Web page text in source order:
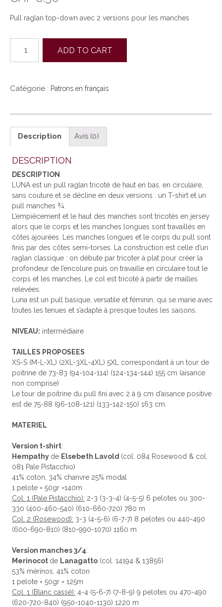
Pull raglan top-down avec 2 versions pour les manches
LUNA
ADD TO CART
Catégorie : Patrons en français
Description Avis (0)
DESCRIPTION
DESCRIPTION
LUNA est un pull raglan tricoté de haut en bas, en circulaire,
sans couture et se décline en deux versions : un T-shirt et un
pull manches ¾.
L’empiècement et le haut des manches sont tricotés en jersey
alors que le corps et les manches longues sont travaillés en
côtes ajourées. Les manches longues et le corps du pull sont
finis par des côtes semi-torses. La construction est celle d’un
raglan classique : on débute par tricoter à plat pour créer la
profondeur de l’encolure puis on travaille en circulaire tout le
corps et les manches. Le col est tricoté à partir de mailles
relevées.
Luna est un pull basique, versatile et féminin, qui se marie avec
toutes les tenues et s’adapte à presque toutes les saisons.
NIVEAU: intermédiaire
TAILLES PROPOSEES
XS-S (M-L-XL) (2XL-3XL-4XL) 5XL correspondant à un tour de
poitrine de 73-83 (94-104-114) (124-134-144) 155 cm (aisance
non comprise)
Le tour de poitrine du pull fini avec 2 à 9 cm d’aisance positive
est de 75-88 (96-108-121) (133-142-150) 163 cm.
MATERIEL
Version t-shirt:
Hempathy de Elsebeth Lavold (col. 084 Rosewood & col.
081 Pale Pistacchio)
41% coton, 34% chanvre 25% modal
1 pelote = 50gr =140m
Col. 1 (Pale Pistacchio): 2-3 (3-3-4) (4-5-5) 6 pelotes ou 300-
330 (400-460-540) (610-660-720) 780 m
Col. 2 (Rosewood): 3-3 (4-5-6) (6-7-7) 8 pelotes ou 440-490
(600-690-810) (810-990-1070) 1160 m
Version manches 3/4:
Merinocot de Lanagatto (col. 14194 & 13856)
53% mérinos, 41% coton
1 pelote = 50gr = 125m
Col. 1 (Blanc cassé): 4-4 (5-6-7) (7-8-9) 9 pelotes ou 470-490
(620-720-840) (950-1040-1130) 1220 m